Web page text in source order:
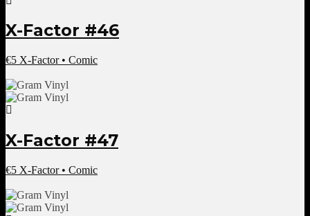
X-Factor #46
€5 X-Factor • Comic
X-Factor #47
€5 X-Factor • Comic